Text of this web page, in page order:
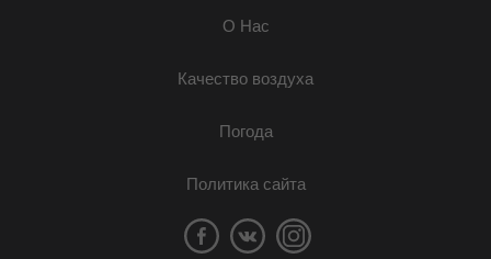
О Нас
Качество воздуха
Погода
Политика сайта